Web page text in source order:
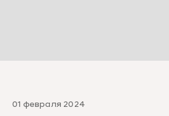
01 февраля 2024